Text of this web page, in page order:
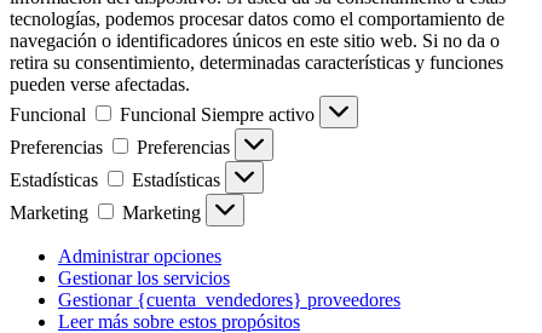
tecnologías, podemos procesar datos como el comportamiento de
navegación o identificadores únicos en este sitio web. Si no da o
retira su consentimiento, determinadas características y funciones
pueden verse afectadas.
Funcional
Funcional Siempre activo
Preferencias
Preferencias
Estadísticas
Estadísticas
Marketing
Marketing
Administrar opciones
Gestionar los servicios
Gestionar {cuenta_vendedores} proveedores
Leer más sobre estos propósitos